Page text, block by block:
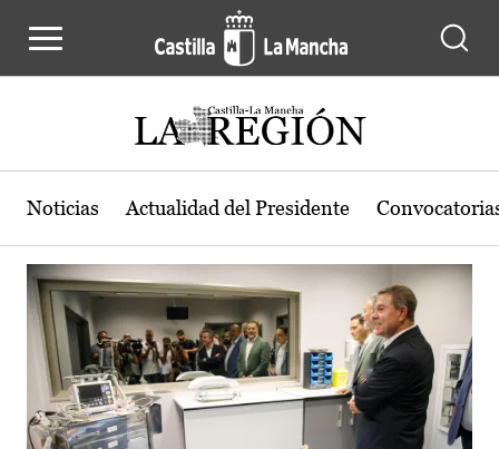
Actualidad de la región de Castilla-
Noticias Actualidad del Presidente